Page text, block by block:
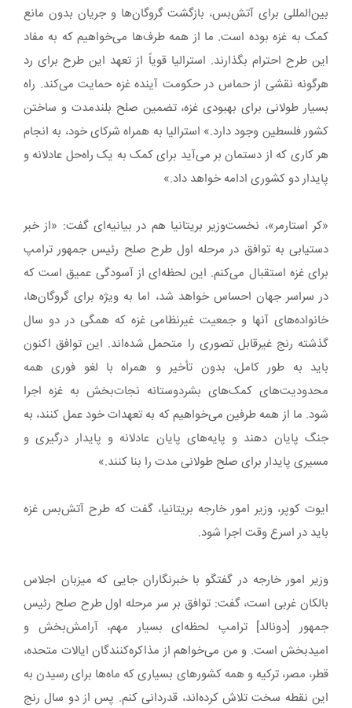
بین‌المللی برای آتش‌بس، بازگشت گروگان‌ها و جریان بدون مانع
کمک به غزه بوده است. ما از همه طرف‌ها می‌خواهیم که به مفاد
این طرح احترام بگذارند. استرالیا قویاً از تعهد این طرح برای رد
هرگونه نقشی از حماس در حکومت آینده غزه حمایت می‌کند. راه
بسیار طولانی برای بهبودی غزه، تضمین صلح بلندمدت و ساختن
کشور فلسطین وجود دارد.» استرالیا به همراه شرکای خود، به انجام
هر کاری که از دستمان بر می‌آید برای کمک به یک راه‌حل عادلانه و
پایدار دو کشوری ادامه خواهد داد.»
«کر استارمر»، نخست‌وزیر بریتانیا هم در بیانیه‌ای گفت: «از خبر
دستیابی به توافق در مرحله اول طرح صلح رئیس جمهور ترامپ
برای غزه استقبال می‌کنم. این لحظه‌ای از آسودگی عمیق است که
در سراسر جهان احساس خواهد شد، اما به ویژه برای گروگان‌ها،
خانواده‌های آنها و جمعیت غیرنظامی غزه که همگی در دو سال
گذشته رنج غیرقابل تصوری را متحمل شده‌اند. این توافق اکنون
باید به طور کامل، بدون تأخیر و همراه با لغو فوری همه
محدودیت‌های کمک‌های بشردوستانه نجات‌بخش به غزه اجرا
شود. ما از همه طرفین می‌خواهیم که به تعهدات خود عمل کنند، به
جنگ پایان دهند و پایه‌های پایان عادلانه و پایدار درگیری و
مسیری پایدار برای صلح طولانی مدت را بنا کنند.»
ایوت کوپر، وزیر امور خارجه بریتانیا، گفت که طرح آتش‌بس غزه
باید در اسرع وقت اجرا شود.
وزیر امور خارجه در گفتگو با خبرنگاران جایی که میزبان اجلاس
بالکان غربی است، گفت: توافق بر سر مرحله اول طرح صلح رئیس
جمهور [دونالد] ترامپ لحظه‌ای بسیار مهم، آرامش‌بخش و
امیدبخش است. و من می‌خواهم از مذاکره‌کنندگان ایالات متحده،
قطر، مصر، ترکیه و همه کشورهای بسیاری که ماه‌ها برای رسیدن به
این نقطه سخت تلاش کرده‌اند، قدردانی کنم. پس از دو سال رنج